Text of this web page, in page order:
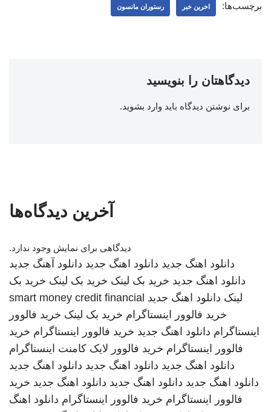
برچسب‌ها: اخرین خبر رستوران مانسون
دیدگاهتان را بنویسید
برای نوشتن دیدگاه باید وارد بشوید.
آخرین دیدگاه‌ها
دیدگاهی برای نمایش وجود ندارد.
دانلود اهنگ جدید دانلود اهنگ جدید دانلود آهنگ جدید
دانلود اهنگ جدید خرید بک لینک خرید بک لینک خرید بک
لینک دانلود اهنگ جدید smart money credit financial
خرید فالوور اینستاگرام خرید بک لینک خرید فالوور
اینستاگرام دانلود اهنگ جدید خرید فالوور اینستاگرام خرید
فالوور اینستاگرام خرید فالوور لایک کامنت اینستاگرام
دانلود اهنگ جدید دانلود اهنگ جدید دانلود اهنگ جدید
دانلود اهنگ جدید دانلود اهنگ جدید دانلود اهنگ جدید خرید
فالوور اینستاگرام خرید فالوور اینستاگرام دانلود اهنگ